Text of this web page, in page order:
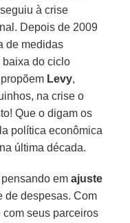
à crise
Depois de 2009
de medidas
baixa do ciclo
Levy,
na crise o
Que o digam os
política econômica
na última década.
pensando emajuste
de despesas. Com
com seus parceiros